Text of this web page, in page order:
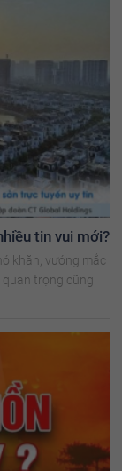
tin vui mới?
khăn, vướng mắc
trọng cũng